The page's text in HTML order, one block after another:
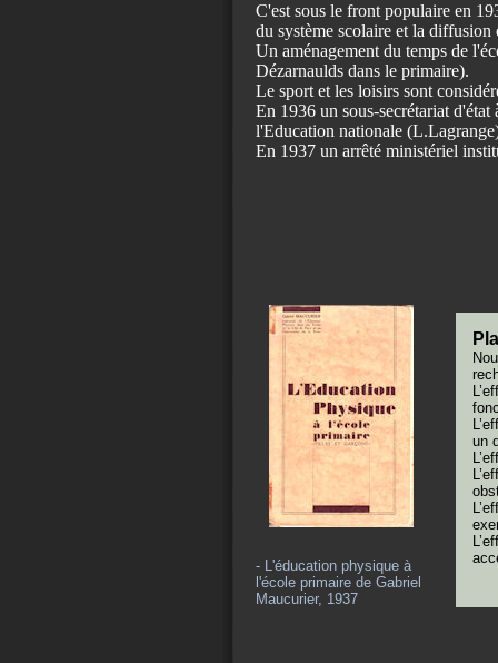
- L'éducation physique à
l'école primaire de Gabriel
Maucurier, 1937
un
C'est sous le front populaire en
du système scolaire et la
Un aménagement du temps de
Dézarnaulds dans le primaire).
Le sport et les loisirs sont
En 1936 un sous-secrétariat
l'Education nationale
En 1937 un arrêté ministériel